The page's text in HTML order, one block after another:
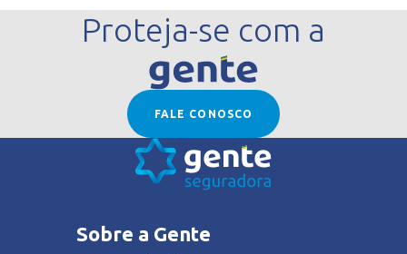
Proteja-se com a
FALE CONOSCO
Sobre a Gente